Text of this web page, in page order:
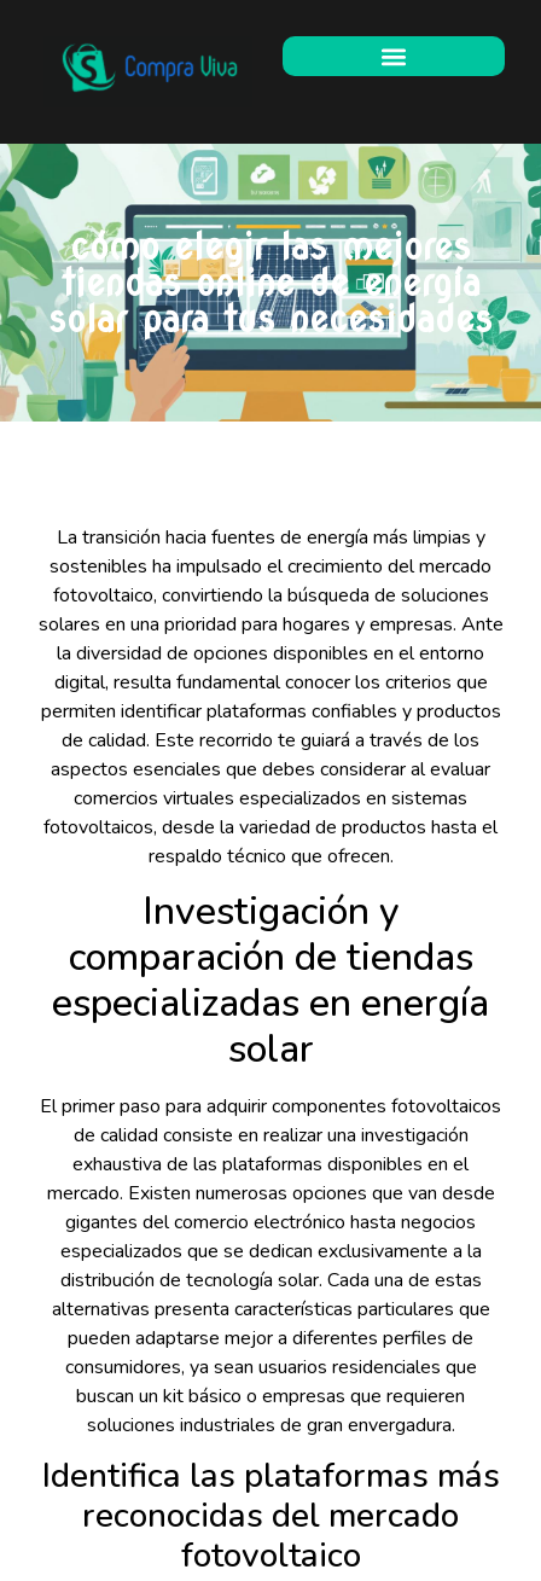
cómo elegir las mejores
tiendas online de energía
solar para tus necesidades
La transición hacia fuentes de energía más limpias y
sostenibles ha impulsado el crecimiento del mercado
fotovoltaico, convirtiendo la búsqueda de soluciones
solares en una prioridad para hogares y empresas. Ante
la diversidad de opciones disponibles en el entorno
digital, resulta fundamental conocer los criterios que
permiten identificar plataformas confiables y productos
de calidad. Este recorrido te guiará a través de los
aspectos esenciales que debes considerar al evaluar
comercios virtuales especializados en sistemas
fotovoltaicos, desde la variedad de productos hasta el
respaldo técnico que ofrecen.
Investigación y
comparación de tiendas
especializadas en energía
solar
El primer paso para adquirir componentes fotovoltaicos
de calidad consiste en realizar una investigación
exhaustiva de las plataformas disponibles en el
mercado. Existen numerosas opciones que van desde
gigantes del comercio electrónico hasta negocios
especializados que se dedican exclusivamente a la
distribución de tecnología solar. Cada una de estas
alternativas presenta características particulares que
pueden adaptarse mejor a diferentes perfiles de
consumidores, ya sean usuarios residenciales que
buscan un kit básico o empresas que requieren
soluciones industriales de gran envergadura.
Identifica las plataformas más
reconocidas del mercado
fotovoltaico